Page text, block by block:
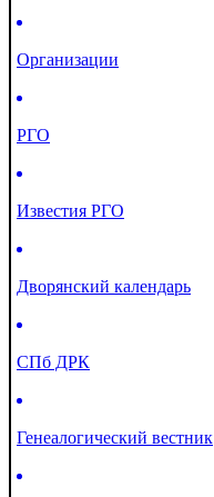
Организации
РГО
Известия РГО
Дворянский календарь
СПб ДРК
Генеалогический вестник